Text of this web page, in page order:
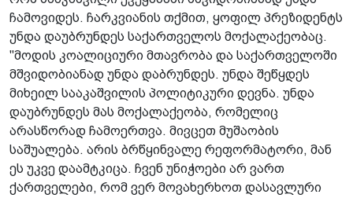
ჩამოვიდეს. ჩარკვიანის თქმით, ყოფილ პრეზიდენტს
უნდა დაუბრუნდეს საქართველოს მოქალაქეობაც.
"მოდის კოალიციური მთავრობა და საქართველოში
მშვიდობიანად უნდა დაბრუნდეს. უნდა შეწყდეს
მიხეილ სააკაშვილის პოლიტიკური დევნა. უნდა
დაუბრუნდეს მას მოქალაქეობა, რომელიც
არასწორად ჩამოერთვა. მივცეთ მუშაობის
საშუალება. არის ბრწყინვალე რეფორმატორი, მან
ეს უკვე დაამტკიცა. ჩვენ უნიჭოები არ ვართ
ქართველები, რომ ვერ მოვახერხოთ დასავლური